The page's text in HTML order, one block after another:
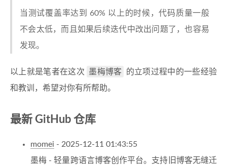
当测试覆盖率达到 60% 以上的时候，代码质量一般
不会太低，而且如果后续迭代中改出问题了，也容易
发现。
以上就是笔者在这次 墨梅博客
的立项过程中的一些经验
和教训，希望对你有所帮助。
最新 GitHub 仓库
momei - 2025-12-11 01:43:55
墨梅 - 轻量跨语言博客创作平台。支持旧博客无缝迁